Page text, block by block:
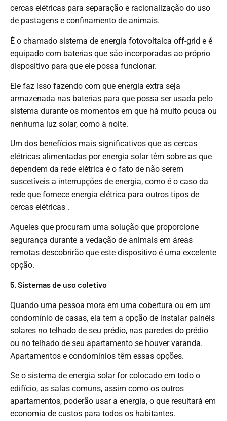
cercas elétricas para separação e racionalização do uso
de pastagens e confinamento de animais.
É o chamado sistema de energia fotovoltaica off-grid e é
equipado com baterias que são incorporadas ao próprio
dispositivo para que ele possa funcionar.
Ele faz isso fazendo com que energia extra seja
armazenada nas baterias para que possa ser usada pelo
sistema durante os momentos em que há muito pouca ou
nenhuma luz solar, como à noite.
Um dos benefícios mais significativos que as cercas
elétricas alimentadas por energia solar têm sobre as que
dependem da rede elétrica é o fato de não serem
suscetíveis a interrupções de energia, como é o caso da
rede que fornece energia elétrica para outros tipos de
cercas elétricas .
Aqueles que procuram uma solução que proporcione
segurança durante a vedação de animais em áreas
remotas descobrirão que este dispositivo é uma excelente
opção.
5. Sistemas de uso coletivo
Quando uma pessoa mora em uma cobertura ou em um
condomínio de casas, ela tem a opção de instalar painéis
solares no telhado de seu prédio, nas paredes do prédio
ou no telhado de seu apartamento se houver varanda.
Apartamentos e condomínios têm essas opções.
Se o sistema de energia solar for colocado em todo o
edifício, as salas comuns, assim como os outros
apartamentos, poderão usar a energia, o que resultará em
economia de custos para todos os habitantes.